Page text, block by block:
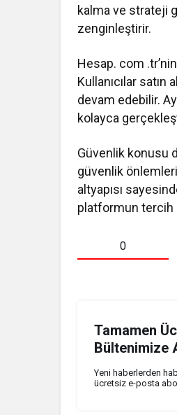
kalma ve strateji
zenginleştirir.
Hesap. com
Kullanıcılar
devam edebilir.
kolayca
Güvenlik konusu
güvenlik
altyapısı
platformun tercih
0
Tamamen
Bültenimize
Yeni haberlerden
ücretsiz e-posta